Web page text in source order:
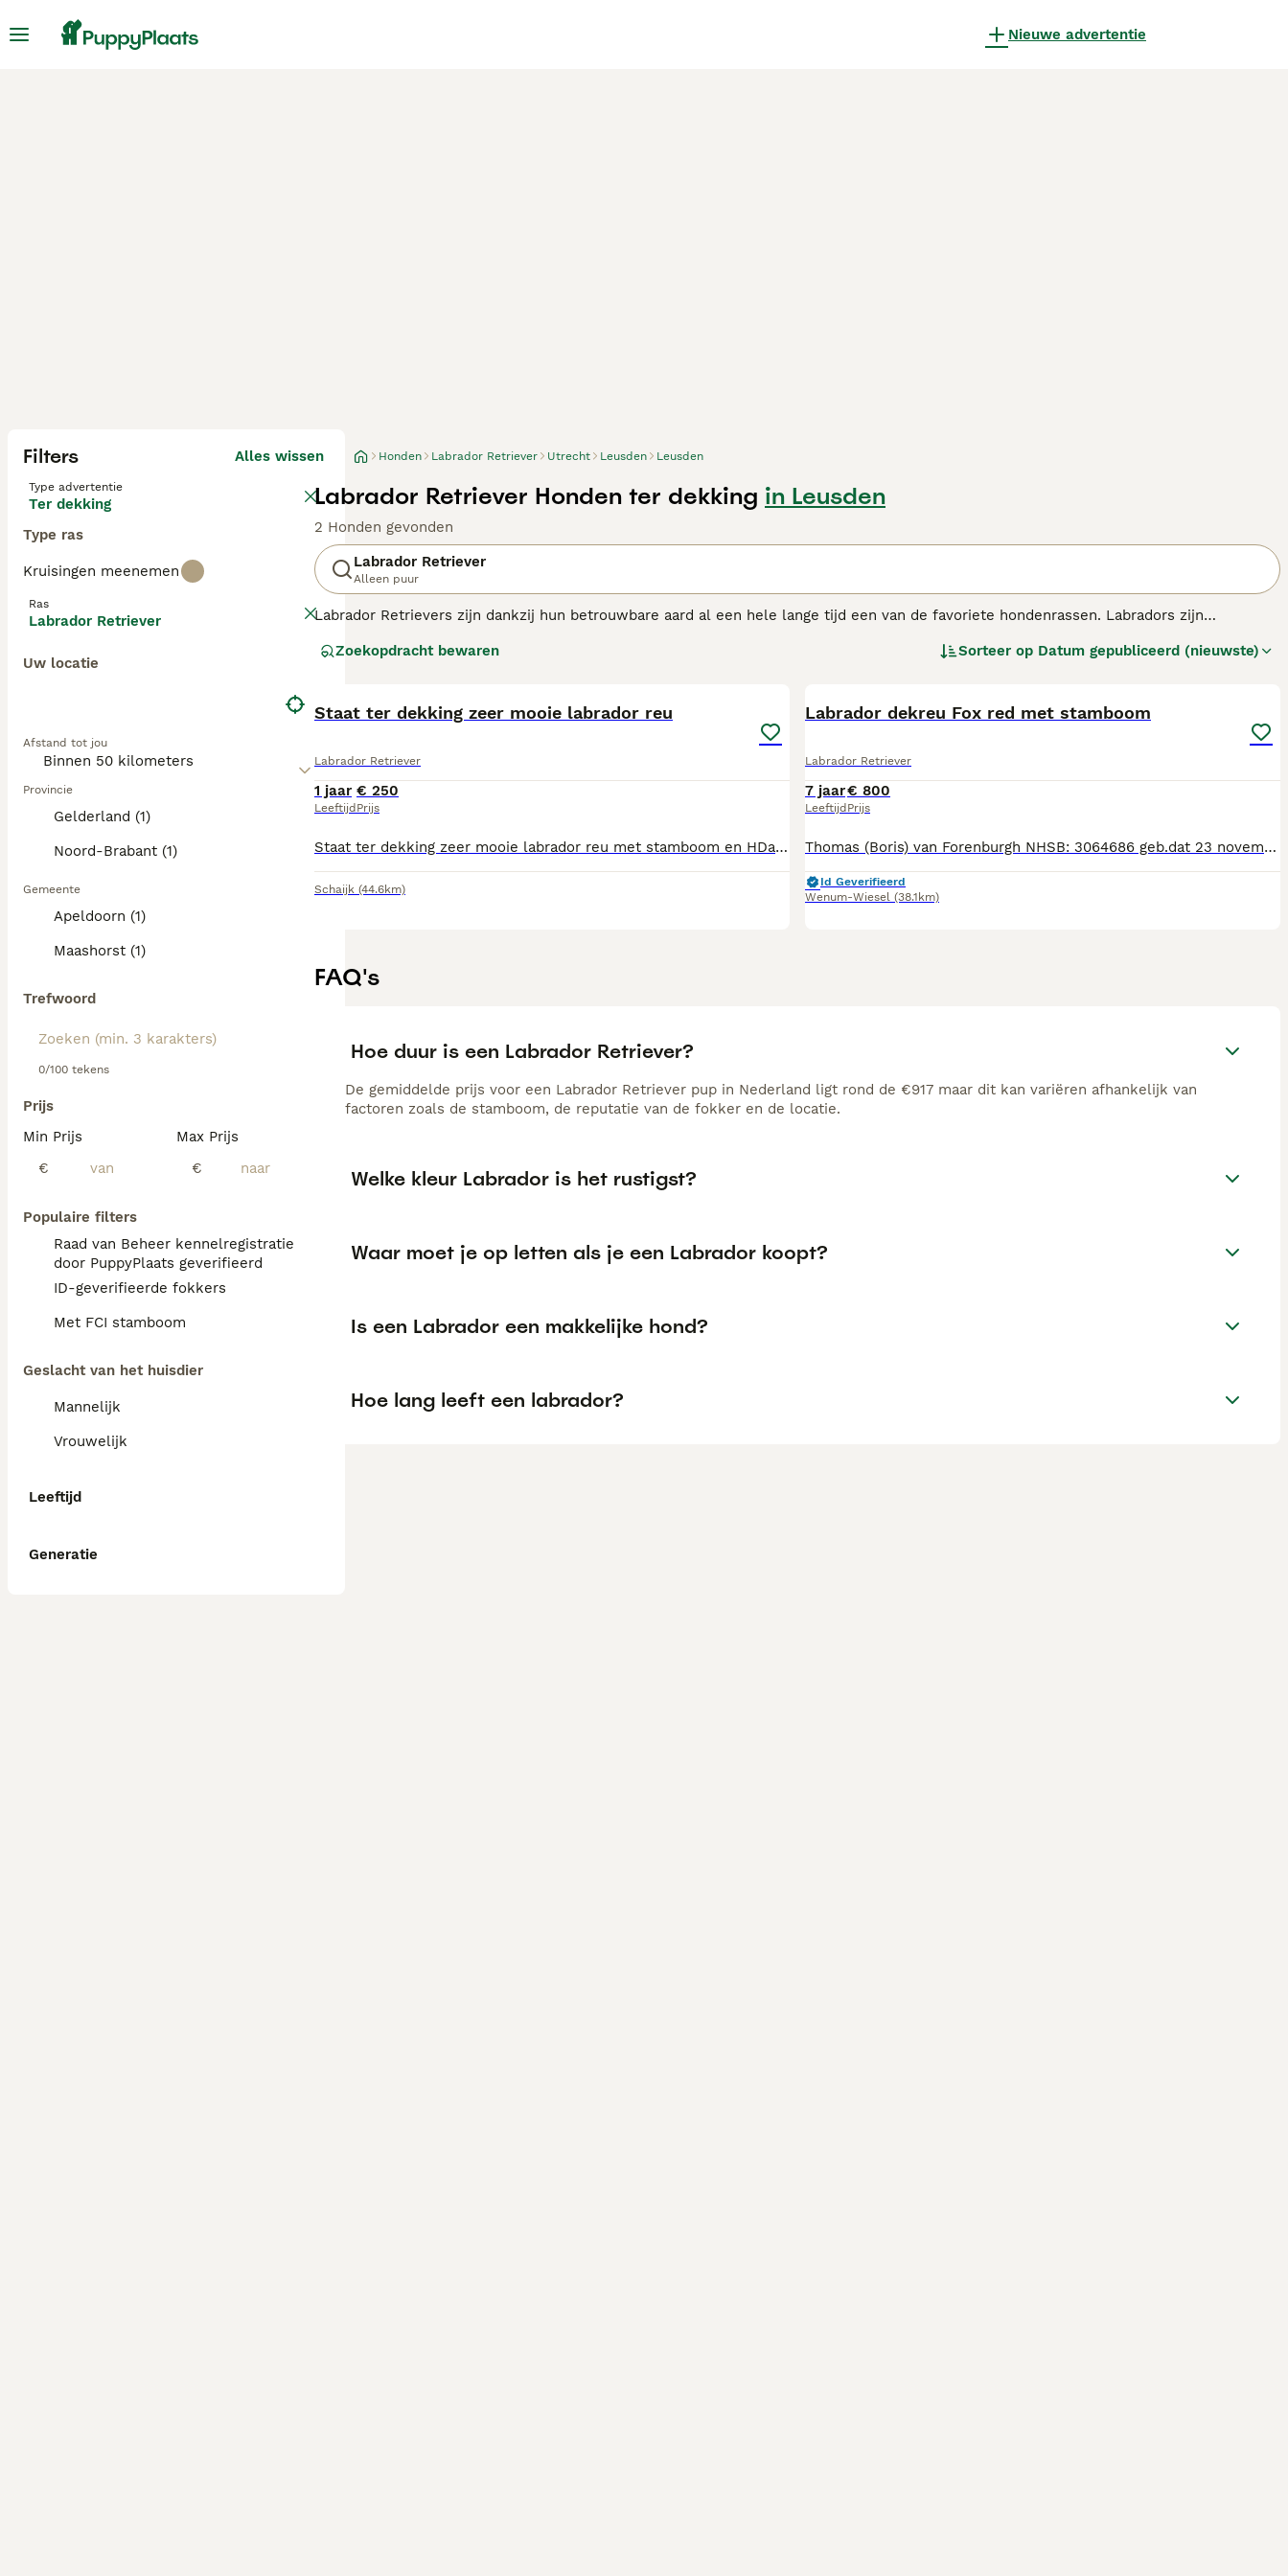
Nieuwe advertentie
Filters Alles wissen
Type advertentie
Ter dekking
Type ras
Kruisingen meenemen
Ras
Labrador Retriever
Uw locatie
Afstand tot jou
Provincie
Gelderland (1)
Noord-Brabant (1)
Gemeente
Apeldoorn (1)
Maashorst (1)
Trefwoord
0/100 tekens
Prijs
Min Prijs
€
Max Prijs
€
Populaire filters
Raad van Beheer kennelregistratie
door PuppyPlaats geverifieerd
ID-geverifieerde fokkers
Met FCI stamboom
Geslacht van het huisdier
Mannelijk
Vrouwelijk
Leeftijd
Generatie
Honden Labrador Retriever Utrecht Leusden Leusden
Labrador Retriever Honden ter dekking in Leusden
2 Honden gevonden
Labrador Retriever
Alleen puur
Labrador Retrievers zijn dankzij hun betrouwbare aard al een hele lange tijd een van de favoriete hondenrassen. Labradors zijn
De Labrador Retriever gedijt net zo goed in een huiselijke omgeving als naast zijn baasje in het veld.
Zoekopdracht bewaren Sorteer op Datum gepubliceerd (nieuwste)
Staat ter dekking zeer mooie labrador reu
Labrador Retriever
1 jaar
Leeftijd
€ 250
Prijs
Staat ter dekking zeer mooie labrador reu met stamboom en HDa en ED geheel vrij en ook de ogen zijn vrij. Hij heet Aristide en geeft mooie gezonde nesten pups met een fijn karakter voor verdere vragen liefst bellen 06-11178102 gr joop
Schaijk (44.6km)
Labrador dekreu Fox red met stamboom
Labrador Retriever
7 jaar
Leeftijd
€ 800
Prijs
Thomas (Boris) van Forenburgh NHSB: 3064686 geb.dat 23 november 2016 Moeder : Amy van Forenburgh NHSB 2867699 Vader: Keepsakes Red Baron Buddy NHSB 2746028 HD: A ED: VRIJ OCD:VRIJ LPC: VRIJ LPA: VRIJ Inc: VRIJ ECVO:VRIJ DNA geen drager of lijder van erfelijke aandoeningen. Uitslagen in te zien Thomas gaat beginnen als dekreu. Zijn rapporten staan nog niet in zijn stamboomboek maar zijn wel beschikbaar. Thomas is stoer, super energiek en een groot schoothondje. Hij is super lief, en heeft het echt nodig om actief te kunnen spelen. We hebben onze eigen spellen, hij is 7x24x365 dol op apporteren uit het water, super speels met ballen, stokken, zoeken en sociaal naar andere honden en hij neemt graag de kans om op een leuk teefje die lekker ruikt te duiken. Dat was in het begin wel eens vervelend, mede daarom is hij nu beginnend dekreu. Inmiddels heeft hij dit goed onder controle en is hij gewoon een topper. Alleen zijn hoeft hij niet, en neem ik Thomas eens ergens mee naar toe, dan is hij in het begin wat onrustig. Hij is dus erg op zijn baas gesteld. Graag contact via Whatsapp 06-25345628
Id Geverifieerd
Wenum-Wiesel (38.1km)
FAQ's
Hoe duur is een Labrador Retriever?
De gemiddelde prijs voor een Labrador Retriever pup in Nederland ligt rond de €917 maar dit kan variëren afhankelijk van
factoren zoals de stamboom, de reputatie van de fokker en de locatie.
Welke kleur Labrador is het rustigst?
Waar moet je op letten als je een Labrador koopt?
Is een Labrador een makkelijke hond?
Hoe lang leeft een labrador?